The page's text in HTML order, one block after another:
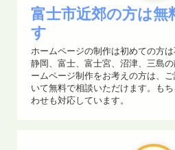
Windows11へのシフトにより、
できなくなったり、そもそも置
に合わないなど現場で様々な混
す。
一時的にWindows10のまま運用
ど、緊急避難的にご利用頂ける
富士市近郊の方は無
す
ホームページの制作は初めての方は
静岡、富士、富士宮、沼津、三島
ームページ制作をお考えの方は、
いて無料で相談いただけます。も
わせも対応しています。